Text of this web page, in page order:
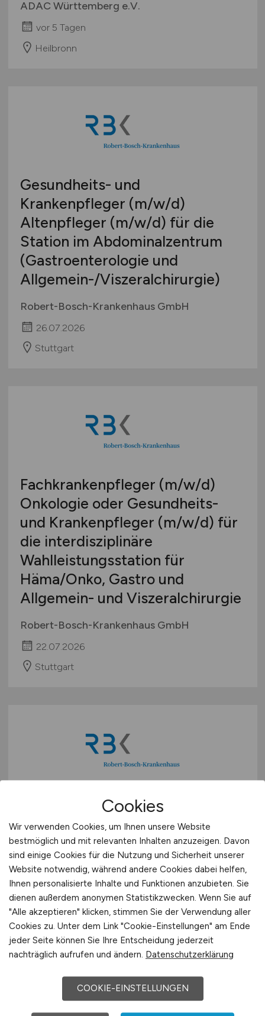
ADAC Württemberg e.V.
vor 5 Tagen
Heilbronn
Gesundheits- und
Krankenpfleger (m/w/d)
Altenpfleger (m/w/d) für die
Station im Abdominalzentrum
(Gastroenterologie und
Allgemein-/Viszeralchirurgie)
Robert-Bosch-Krankenhaus GmbH
26.07.2026
Stuttgart
Fachkrankenpfleger (m/w/d)
Onkologie oder Gesundheits-
und Krankenpfleger (m/w/d) für
die interdisziplinäre
Wahlleistungsstation für
Häma/Onko, Gastro und
Allgemein- und Viszeralchirurgie
Robert-Bosch-Krankenhaus GmbH
22.07.2026
Stuttgart
Gesundheits- und
Krankenpfleger(m/w/d)für die
gastroenterologische IMC-
Station mit Stroke Unit und
Sonderisoliereinheit in Voll- oder
Teilzeit
Robert-Bosch-Krankenhaus GmbH
07.07.2026
Cookies
Wir verwenden Cookies, um Ihnen unsere Website
bestmöglich und mit relevanten Inhalten anzuzeigen. Davon
sind einige Cookies für die Nutzung und Sicherheit unserer
Website notwendig, während andere Cookies dabei helfen,
Ihnen personalisierte Inhalte und Funktionen anzubieten. Sie
dienen außerdem anonymen Statistikzwecken. Wenn Sie auf
"Alle akzeptieren" klicken, stimmen Sie der Verwendung aller
Cookies zu. Unter dem Link "Cookie-Einstellungen" am Ende
jeder Seite können Sie Ihre Entscheidung jederzeit
nachträglich aufrufen und ändern. Datenschutzerklärung
COOKIE-EINSTELLUNGEN